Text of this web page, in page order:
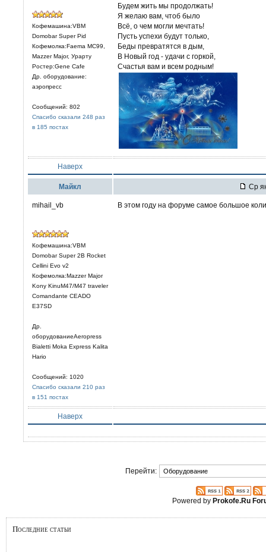
Кофемашина:VBM
Domobar Super Pid
Кофемолка:Faema MC99,
Mazzer Major, Урарту
Ростер:Gene Cafe
Др. оборудование:
аэропресс
Сообщений: 802
Спасибо сказали 248 раз
в 185 постах
Будем жить мы продолжать!
Я желаю вам, чтоб было
Всё, о чем могли мечтать!
Пусть успехи будут только,
Беды превратятся в дым,
В Новый год - удачи с горкой,
Счастья вам и всем родным!
Наверх
Mайкл Ср
mihail_vb
Кофемашина:VBM
Domobar Super 2B Rocket
Cellini Evo v2
Кофемолка:Mazzer Major
Kony KinuM47/M47 traveler
Comandante CEADO
E37SD
Др.
оборудованиеAeropress
Bialetti Moka Express Kalita
Hario
Сообщений: 1020
Спасибо сказали 210 раз
в 151 постах
В этом году на форуме самое большое
Наверх
Перейти:
Powered byProkofe.Ru
Последние статьи